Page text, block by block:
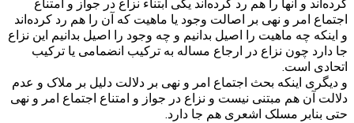
کرده‌اند و آنها را هم رد کرده‌اند یکی ابتناء نزاع در جواز و امتناع
اجتماع امر و نهی بر اصالت وجود یا ماهیت که آن را هم رد کرده‌اند
و اینکه چه ماهیت را اصیل بدانیم و چه وجود را اصیل بدانیم این نزاع
جا دارد چون نزاع در ارجاع مساله به ترکیب انضمامی یا ترکیب
اتحادی است.
و دیگری اینکه بحث اجتماع امر و نهی بر دلالت دلیل بر ملاک و عدم
دلالت آن هم مبتنی نیست و نزاع در جواز و امتناع اجتماع امر و نهی
حتی بنابر مسلک اشعری هم جا دارد.